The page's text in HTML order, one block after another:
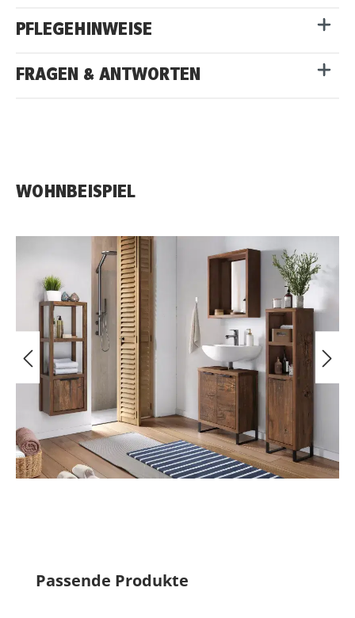
PFLEGEHINWEISE
FRAGEN & ANTWORTEN
WOHNBEISPIEL
Produktgalerie überspringen
Passende Produkte